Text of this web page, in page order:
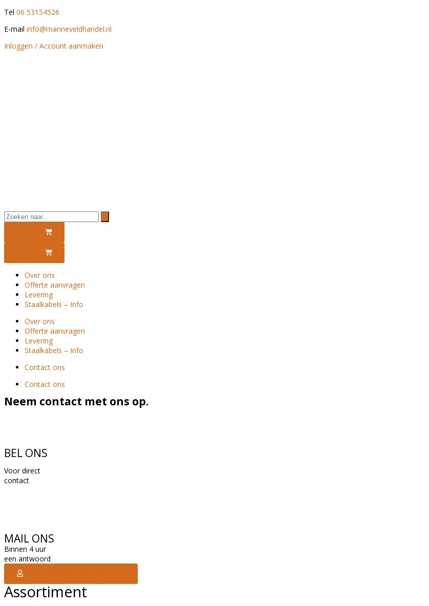
Tel 06 53154526
E-mail info@manneveldhandel.nl
Inloggen / Account aanmaken
Over ons
Offerte aanvragen
Levering
Staalkabels – Info
Over ons
Offerte aanvragen
Levering
Staalkabels – Info
Contact ons
Contact ons
Neem contact met ons op.
BEL ONS
Voor direct
contact
MAIL ONS
Binnen 4 uur
een antwoord
Assortiment